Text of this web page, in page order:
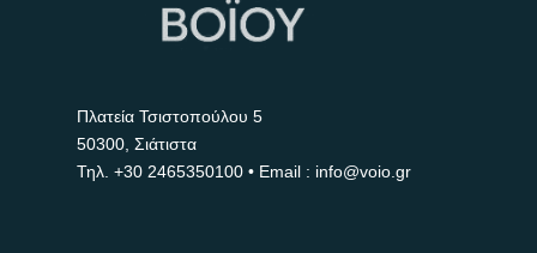
Πλατεία Τσιστοπούλου 5
50300, Σιάτιστα
Τηλ. +30 2465350100 • Email : info@voio.gr